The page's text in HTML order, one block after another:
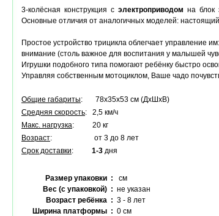
3-колёсная конструкция с электроприводом на блок
Основные отличия от аналогичных моделей:
Простое устройство трицикла облегчает управление
внимание (столь важное для воспитания у малышей
Игрушки подобного типа помогают ребёнку быстро
Управляя собственным мотоциклом, Ваше чадо
Общие габариты: 78х35х53 см (ДхШхВ)
Средняя скорость: 2,5 км/ч
Макс. нагрузка: 20 кг
Возраст: от 3 до 8 лет
Срок доставки: 1-3 дня
Размер упаковки : см
Вес (с упаковкой) : не указан
Возраст ребёнка : 3 - 8 лет
Ширина платформы : 0 см